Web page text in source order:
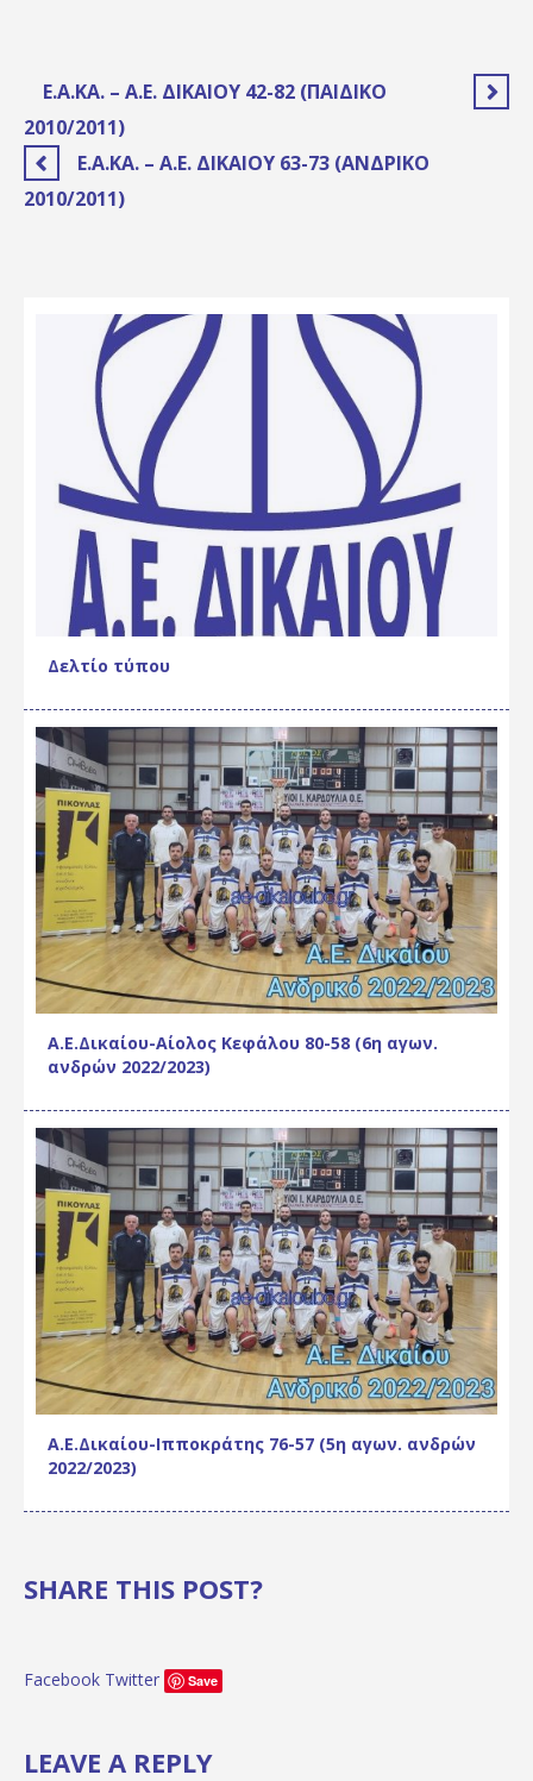
Ε.Α.ΚΑ. – Α.Ε. ΔΙΚΑΊΟΥ 42-82 (ΠΑΙΔΙΚΌ
2010/2011)
Ε.Α.ΚΑ. – Α.Ε. ΔΙΚΑΊΟΥ 63-73 (ΑΝΔΡΙΚΌ
2010/2011)
Δελτίο τύπου
Α.Ε.Δικαίου-Αίολος Κεφάλου 80-58 (6η αγων.
ανδρών 2022/2023)
Α.Ε.Δικαίου-Ιπποκράτης 76-57 (5η αγων. ανδρών
2022/2023)
SHARE THIS POST?
Facebook Twitter Save
LEAVE A REPLY